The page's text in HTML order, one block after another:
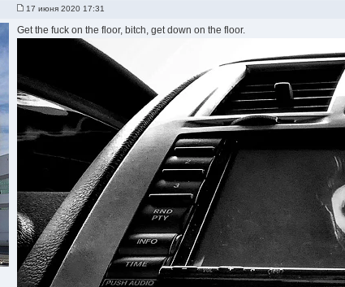
17 июня 2020 17:31
Get the fuck on the floor, bitch, get down on the floor.